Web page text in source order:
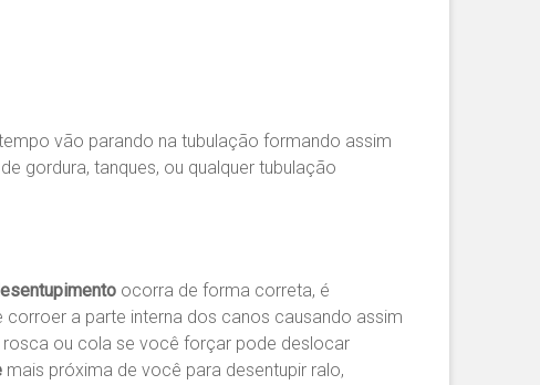
vão parando na tubulação formando assim
gordura, tanques, ou qualquer tubulação
ocorra de forma correta, é
a parte interna dos canos causando assim
rosca ou cola se você forçar pode deslocar
mais próxima de você para desentupir ralo,